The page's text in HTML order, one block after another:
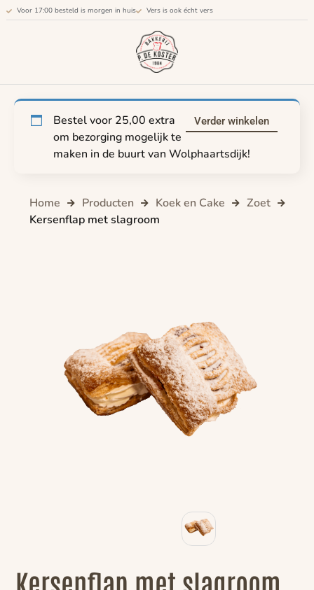
Voor 17:00 besteld is morgen in huis Vers is ook écht vers
Verder winkelen
Bestel voor 25,00 extra
om bezorging mogelijk te
maken in de buurt van Wolphaartsdijk!
Home Producten Koek en Cake
Zoet
Kersenflap met slagroom